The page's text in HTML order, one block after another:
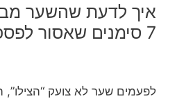
איך לדעת שהשער
7 סימנים שאסור לפספס
לפעמים שער לא צועק